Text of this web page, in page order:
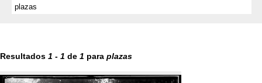
Resultados 1 - 1 de 1 para plazas